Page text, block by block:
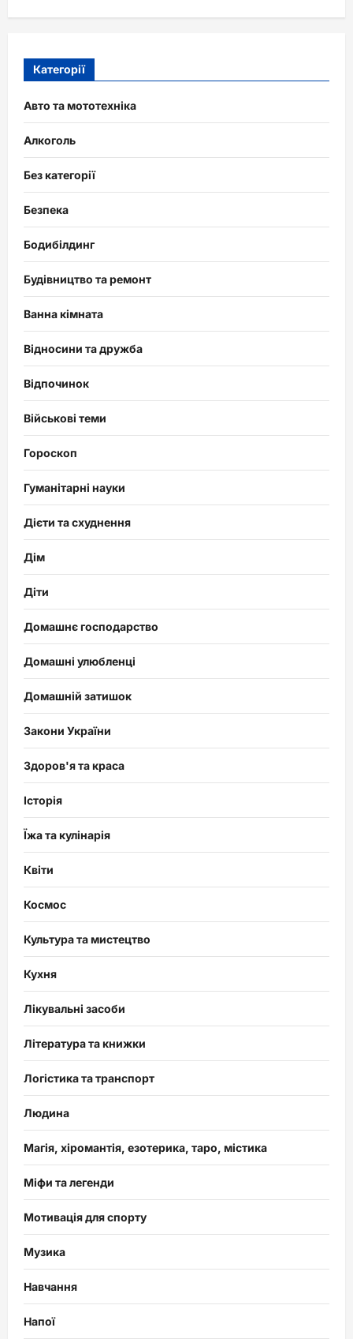
Категорії
Авто та мототехніка
Алкоголь
Без категорії
Безпека
Бодибілдинг
Будівництво та ремонт
Ванна кімната
Відносини та дружба
Відпочинок
Військові теми
Гороскоп
Гуманітарні науки
Дієти та схуднення
Дім
Діти
Домашнє господарство
Домашні улюбленці
Домашній затишок
Закони України
Здоров'я та краса
Історія
Їжа та кулінарія
Квіти
Космос
Культура та мистецтво
Кухня
Лікувальні засоби
Література та книжки
Логістика та транспорт
Людина
Магія, хіромантія, езотерика, таро, містика
Міфи та легенди
Мотивація для спорту
Музика
Навчання
Напої